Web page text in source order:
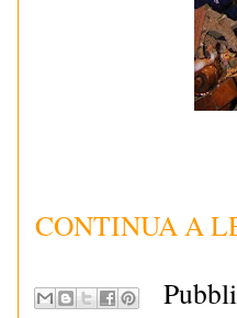
CONTINUA A